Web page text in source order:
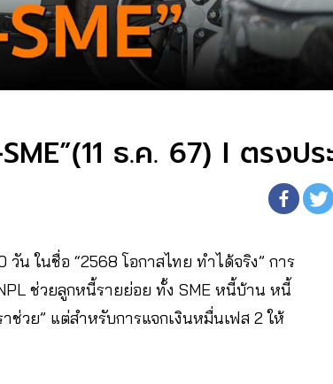
ธ.ค. 67) I ตรงปร
น ในชื่อ “2568 โอกาสไทย ทำได้จริง” การ
ช่วยลูกหนี้รายย่อย ทั้ง SME หนี้บ้าน หนี้
ช่วย” แต่สำหรับการแจกเงินหมื่นเฟส 2 ให้